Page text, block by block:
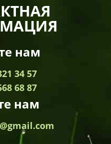
нам
34 57
68 87
нам